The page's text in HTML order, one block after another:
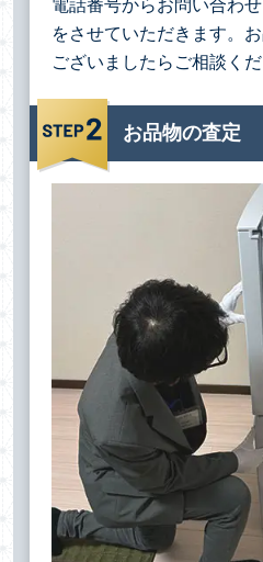
電話番号からお問い合わ
をさせていただきます。
ございましたらご相談くだ
お品物の査定